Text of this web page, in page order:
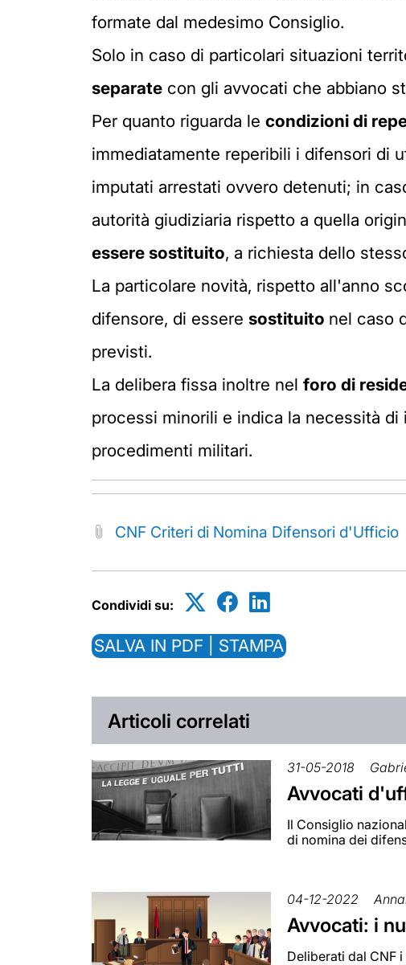
formate dal medesimo Consiglio.
Solo in caso di particolari situazioni
separate con gli avvocati che abbiano
Per quanto riguarda le condizioni di
immediatamente reperibili i difensori di
imputati arrestati ovvero detenuti; in
autorità giudiziaria rispetto a quella
essere sostituito, a richiesta dello
La particolare novità, rispetto all'anno
difensore, di essere sostituito nel caso
previsti.
La delibera fissa inoltre nel foro di
processi minorili e indica la necessità
procedimenti militari.
CNF Criteri di Nomina Difensori d'Ufficio
Condividi su:
SALVA IN PDF | STAMPA
Articoli correlati
31-05-2018
Avvocati
Il Consiglio
di nomina dei
04-12-2022
Avvocati: i
Deliberati dal CNF